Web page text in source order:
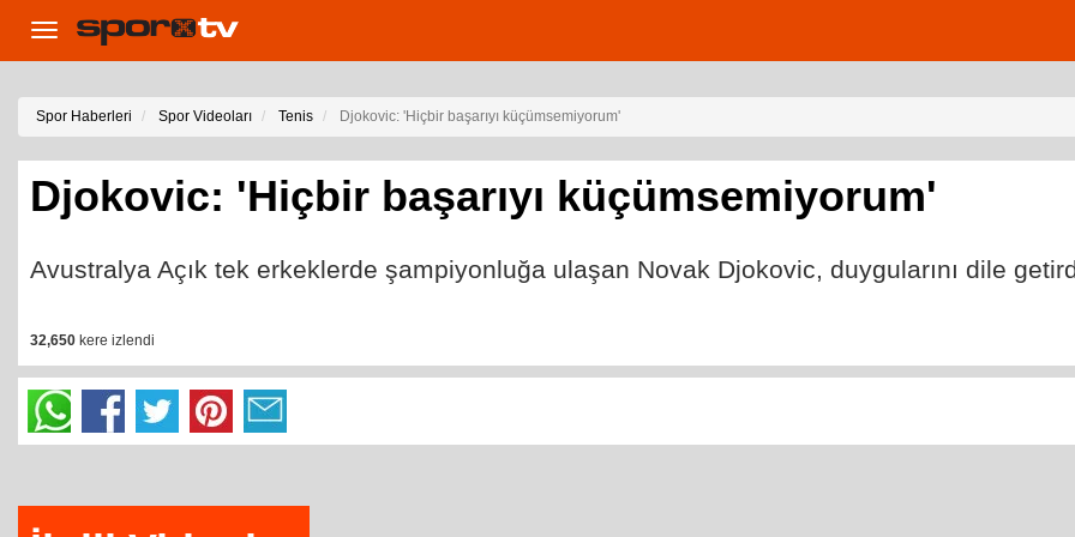
Toggle
navigation
Spor Haberleri Spor Videoları Tenis Djokovic: 'Hiçbir başarıyı küçümsemiyorum'
Djokovic: 'Hiçbir başarıyı küçümsemiyorum'
Avustralya Açık tek erkeklerde şampiyonluğa ulaşan Novak Djokovic, duygularını dile
32,650 kere izlendi